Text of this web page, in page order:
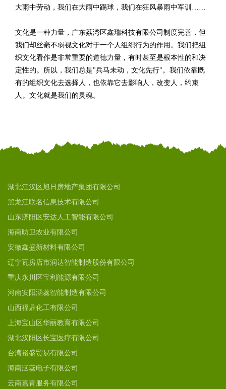
大雨中劳动，我们在大雨中踢球，我们在狂风暴雨中军训……
文化是一种力量，广东荔湾区鑫瑞科技有限公司制度完善，但
我们却丝毫不弱视文化对于一个人组织行为的作用。我们把组
织文化看作是非常重要的道德力量，有时甚至是根本性的和决
定性的。所以，我们总是"兵马未动，文化先行"。我们依靠既
有的组织文化去选择人，也依靠它去影响人，改变人，约束
人。文化就是我们的灵魂。
湖北江汉区旭日房地产集团有限公司
黑龙江联名信息技术有限公司
山东济阳区安达人工智能有限公司
海南昉卫农业有限公司
安徽鑫盛新材料有限公司
辽宁瓦房店市润达智能制造股份有限公司
重庆永川区宝利能源有限公司
河南安阳涵蕊智能制造有限公司
山西福鼎化工有限公司
上海宝山区华丽教育有限公司
湖北汉阳区长宝医疗有限公司
台湾裕盛贸易有限公司
海南涵蕊电子有限公司
云南嘉青服务有限公司